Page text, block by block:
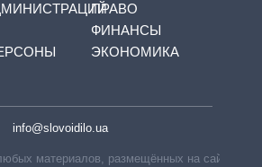
ПРАВО
ФИНАНСЫ
ЭКОНОМИКА
info@slovoidilo.ua
материалов, размещённых на сайте,